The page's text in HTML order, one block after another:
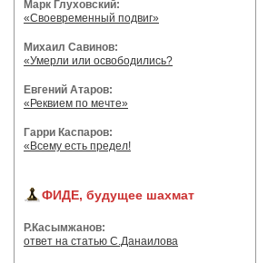
Марк Глуховский:
«Своевременный подвиг»
Михаил Савинов:
«Умерли или освободились?
Евгений Атаров:
«Реквием по мечте»
Гарри Каспаров:
«Всему есть предел!
ФИДЕ, будущее шахмат
Р.Касымжанов:
ответ на статью С.Данаилова